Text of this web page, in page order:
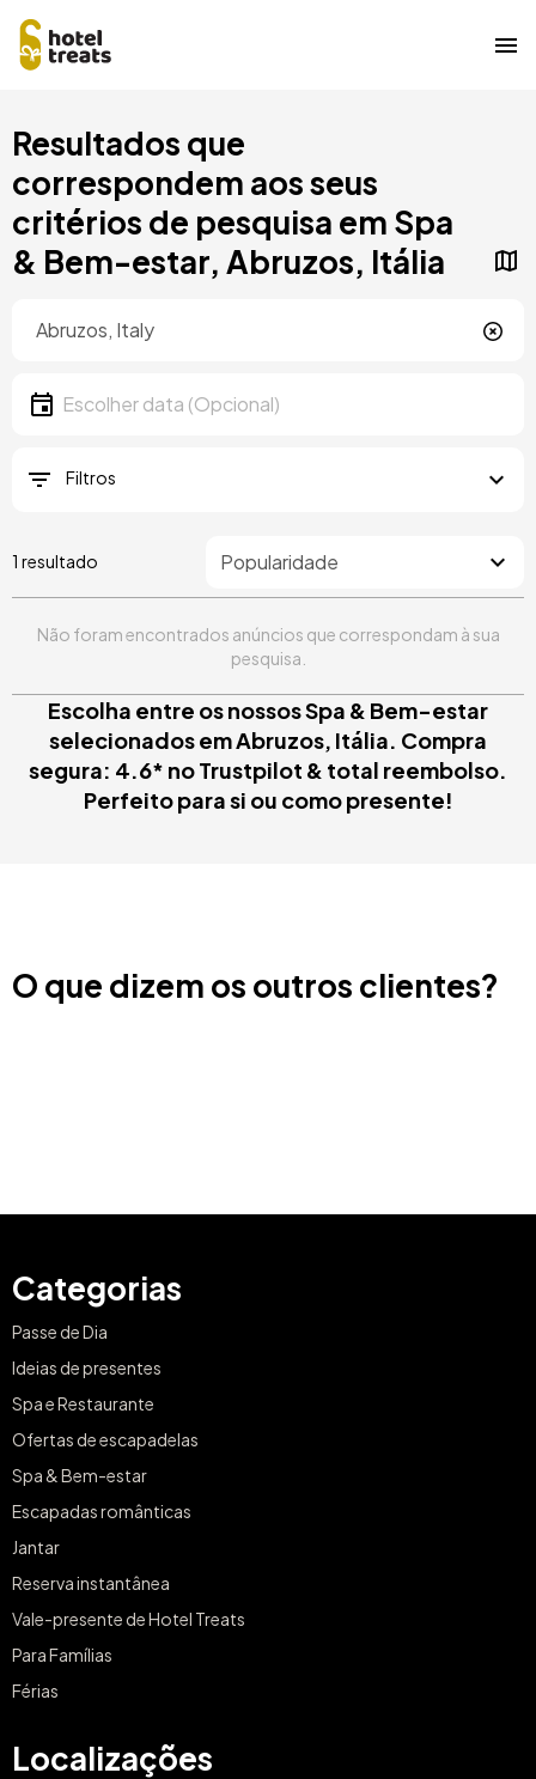
para
conteúdo
principal
Resultados que
correspondem aos seus
critérios de pesquisa em Spa
& Bem-estar, Abruzos, Itália
Data
Escolher data
Filtros
1 resultado
Não foram encontrados anúncios que correspondam à sua
pesquisa.
Escolha entre os nossos Spa & Bem-estar
selecionados em Abruzos, Itália. Compra
segura: 4.6* no Trustpilot & total reembolso.
Perfeito para si ou como presente!
O que dizem os outros clientes?
Categorias
Passe de Dia
Ideias de presentes
Spa e Restaurante
Ofertas de escapadelas
Spa & Bem-estar
Escapadas românticas
Jantar
Reserva instantânea
Vale-presente de Hotel Treats
Para Famílias
Férias
Localizações